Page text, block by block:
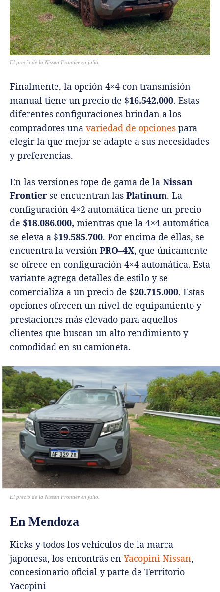
El precio de la Nissan Frontier en julio.
Finalmente, la opción 4×4 con transmisión
manual tiene un precio de $16.542.000. Estas
diferentes configuraciones brindan a los
compradores una variedad de opciones para
elegir la que mejor se adapte a sus necesidades
y preferencias.
En las versiones tope de gama de la Nissan
Frontier se encuentran las Platinum. La
configuración 4×2 automática tiene un precio
de $18.086.000, mientras que la 4×4 automática
se eleva a $19.585.700. Por encima de ellas, se
encuentra la versión PRO–4X, que únicamente
se ofrece en configuración 4×4 automática. Esta
variante agrega detalles de estilo y se
comercializa a un precio de $20.715.000. Estas
opciones ofrecen un nivel de equipamiento y
prestaciones más elevado para aquellos
clientes que buscan un alto rendimiento y
comodidad en su camioneta.
El precio de la Nissan Frontier en julio.
En Mendoza
Kicks y todos los vehículos de la marca
japonesa, los encontrás en Yacopini Nissan,
concesionario oficial y parte de Territorio
Yacopini